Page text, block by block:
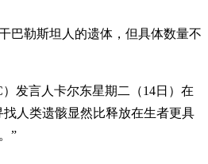
巴勒斯坦人的遗体，但具体数量不
发言人卡尔东星期二（14日）在
找人类遗骸显然比释放在生者更具
”